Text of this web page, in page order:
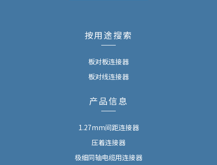
按用途搜索
板对板连接器
板对线连接器
产品信息
1.27mm间距连接器
压着连接器
极细同轴电缆用连接器